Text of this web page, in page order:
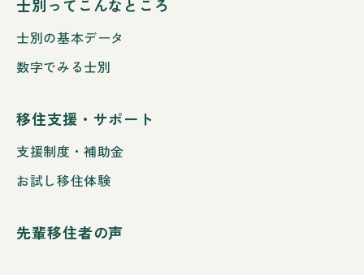
士別ってこんなところ
士別の基本データ
数字でみる士別
移住支援・サポート
支援制度・補助金
お試し移住体験
先輩移住者の声